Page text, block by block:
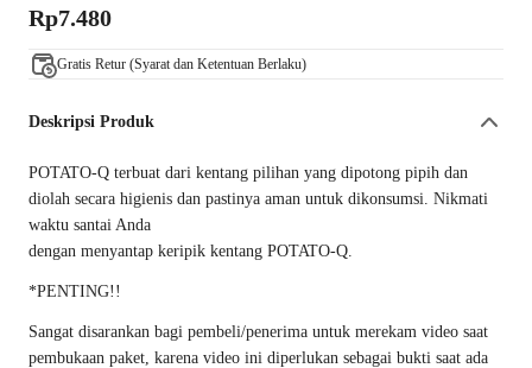
Rp7.480
Gratis Retur (Syarat dan Ketentuan Berlaku)
Deskripsi Produk
POTATO-Q terbuat dari kentang pilihan yang dipotong pipih dan
diolah secara higienis dan pastinya aman untuk dikonsumsi. Nikmati
waktu santai Anda
dengan menyantap keripik kentang POTATO-Q.
*PENTING!!
Sangat disarankan bagi pembeli/penerima untuk merekam video saat
pembukaan paket, karena video ini diperlukan sebagai bukti saat ada